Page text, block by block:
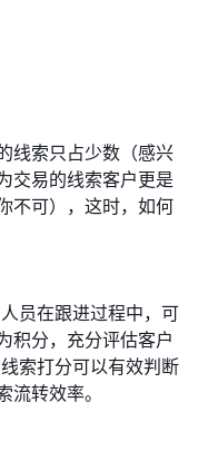
线索只占少数（感兴
交易的线索客户更是
不可），这时，如何
员在跟进过程中，可
积分，充分评估客户
索打分可以有效判断
转效率。